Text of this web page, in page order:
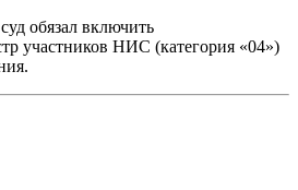
обязал включить
участников НИС (категория «04»)